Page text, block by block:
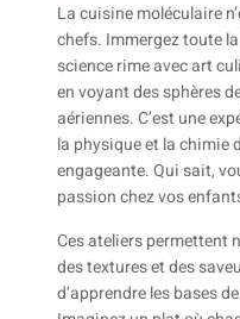
La cuisine moléculaire
chefs. Immergez toute
science rime avec art
en voyant des sphères
aériennes. C’est une
la physique et la chimie
engageante. Qui sait,
passion chez vos
Ces ateliers permettent
des textures et des
d’apprendre les bases